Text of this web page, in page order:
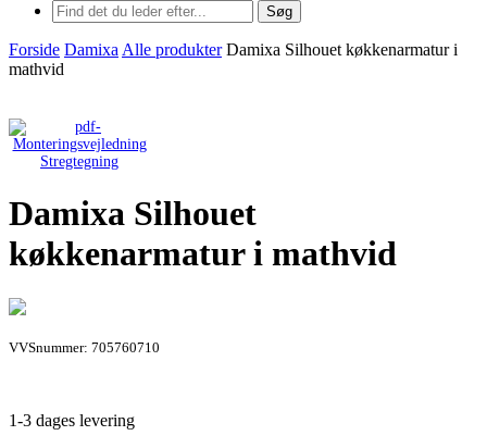
Søg
Forside Damixa Alle produkter Damixa Silhouet køkkenarmatur i
mathvid
Stregtegning
Damixa Silhouet
køkkenarmatur i mathvid
VVSnummer: 705760710
1-3 dages levering